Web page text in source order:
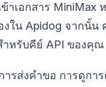
าเอกสาร MiniMax
งใน Apidog จากนั้
หรับคีย์ API ของคุณ
ารส่งคำขอ การดูกา